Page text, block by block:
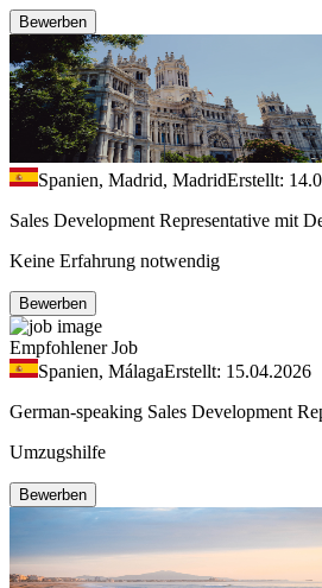
Bewerben
Spanien, Madrid, MadridErstellt:
Sales Development Representative mit
Keine Erfahrung notwendig
Bewerben
Empfohlener Job
Spanien, MálagaErstellt: 15.04.2026
German-speaking Sales Development
Umzugshilfe
Bewerben